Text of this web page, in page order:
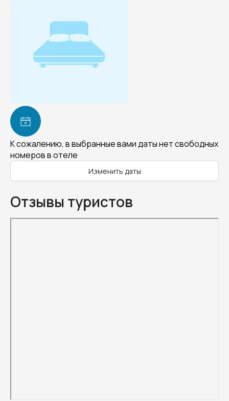
К сожалению, в выбранные вами даты нет свободных
номеров в отеле
Изменить даты
Отзывы туристов